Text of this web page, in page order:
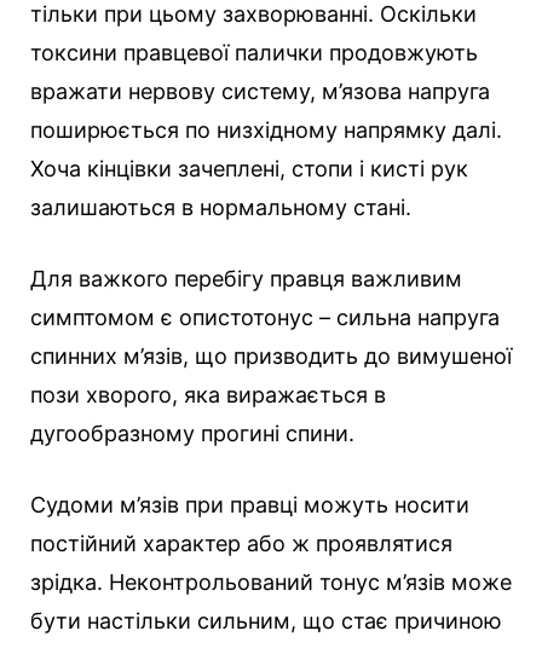
тільки при цьому захворюванні. Оскільки
токсини правцевої палички продовжують
вражати нервову систему, м’язова напруга
поширюється по низхідному напрямку далі.
Хоча кінцівки зачеплені, стопи і кисті рук
залишаються в нормальному стані.
Для важкого перебігу правця важливим
симптомом є опистотонус – сильна напруга
спинних м’язів, що призводить до вимушеної
пози хворого, яка виражається в
дугообразному прогині спини.
Судоми м’язів при правці можуть носити
постійний характер або ж проявлятися
зрідка. Неконтрольований тонус м’язів може
бути настільки сильним, що стає причиною